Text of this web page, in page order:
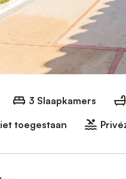
3 Slaapkamers
toegestaan